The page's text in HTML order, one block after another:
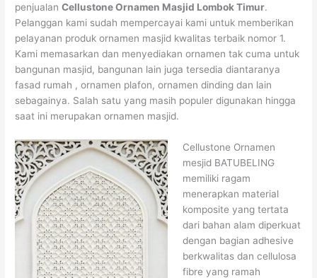
penjualanCellustone Ornamen Masjid Lombok Timur.
Pelanggan kami sudah mempercayai kami untuk memberikan
pelayanan produk ornamen masjid kwalitas terbaik nomor 1.
Kami memasarkan dan menyediakan ornamen tak cuma untuk
bangunan masjid, bangunan lain juga tersedia diantaranya
fasad rumah , ornamen plafon, ornamen dinding dan lain
sebagainya. Salah satu yang masih populer digunakan hingga
saat ini merupakan ornamen masjid.
Cellustone Ornamen
mesjid BATUBELING
memiliki ragam
menerapkan material
komposite yang tertata
dari bahan alam diperkuat
dengan bagian adhesive
berkwalitas dan cellulosa
fibre yang ramah